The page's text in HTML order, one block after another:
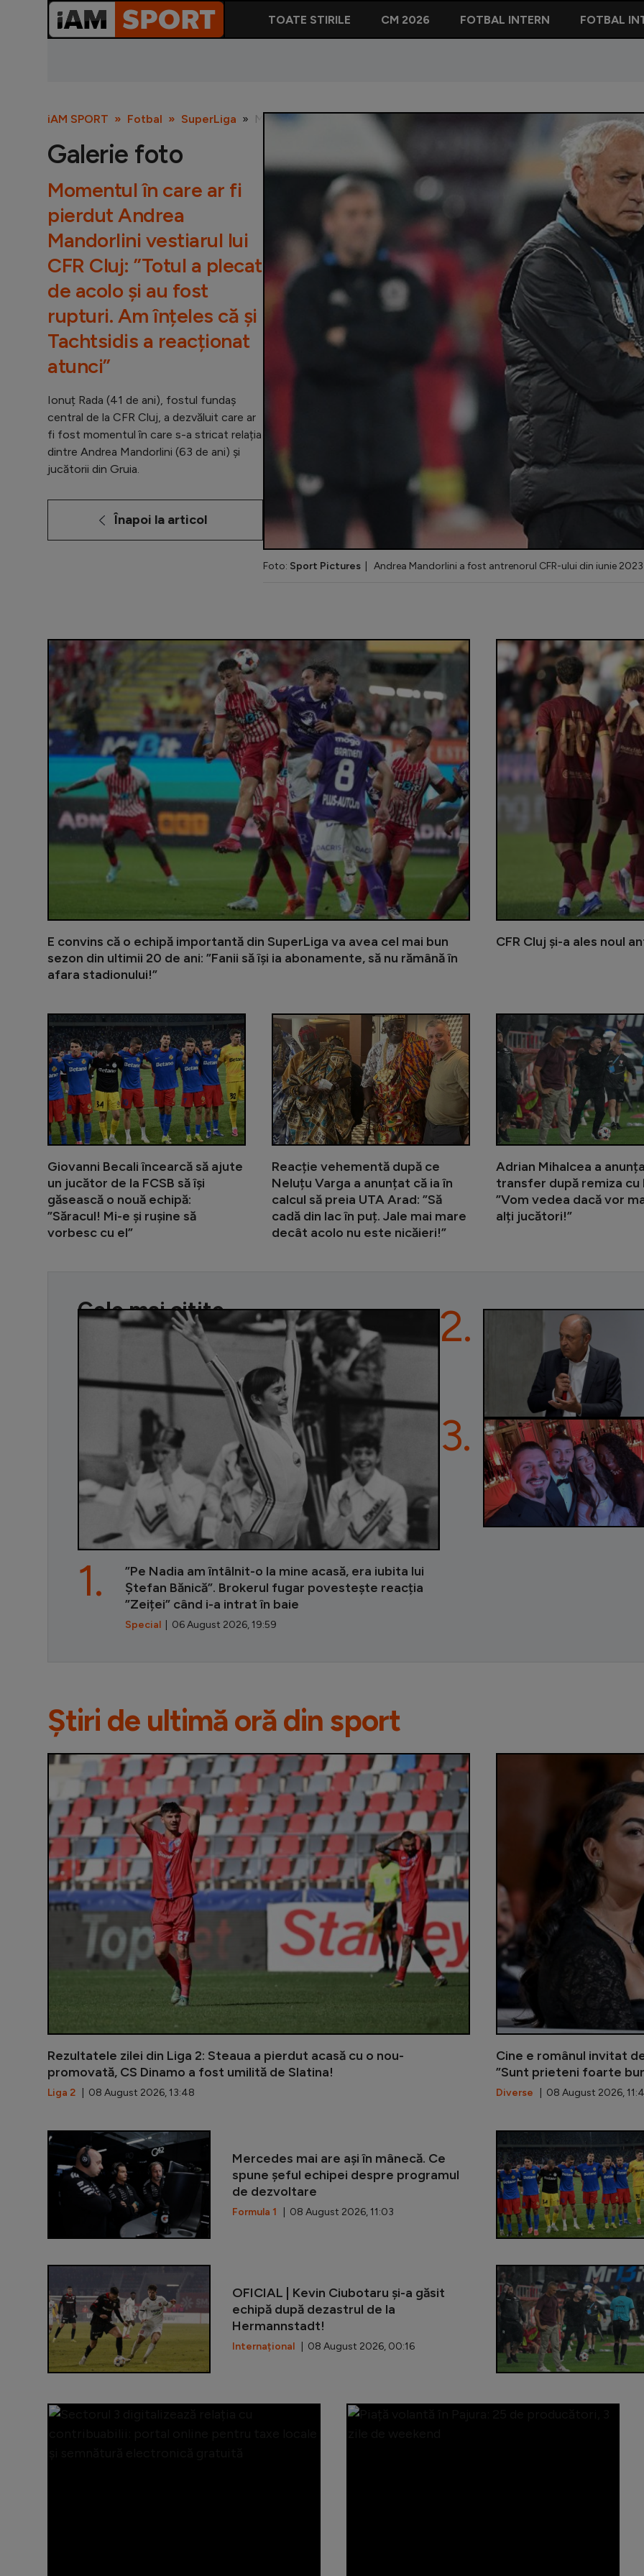
TOATE STIRILE CM 2026 FOTBAL INTERN FOTBAL
iAM SPORT Fotbal SuperLiga Momentul în care ar fi pierdut Andrea Mandorlini vestiarul lui CFR Cluj:
Galerie foto
Momentul în care ar fi
pierdut Andrea
Mandorlini vestiarul lui
CFR Cluj: ”Totul a plecat
de acolo și au fost
rupturi. Am înțeles că și
Tachtsidis a reacționat
atunci”
Ionuț Rada (41 de ani), fostul fundaș
central de la CFR Cluj, a dezvăluit care ar
fi fost momentul în care s-a stricat relația
dintre Andrea Mandorlini (63 de ani) și
jucătorii din Gruia.
Înapoi la articol
Foto: Sport Pictures | Andrea Mandorlini a fost antrenorul CFR-ului din iunie 2023
E convins că o echipă importantă din SuperLiga va avea cel mai bun
sezon din ultimii 20 de ani: ”Fanii să își ia abonamente, să nu rămână în
afara stadionului!”
CFR Cluj și-a ales noul
Giovanni Becali încearcă să ajute
un jucător de la FCSB să își
găsească o nouă echipă:
”Săracul! Mi-e și rușine să
vorbesc cu el”
Giovanni Becali încearcă să ajute
Reacție vehementă după ce
Neluțu Varga a anunțat că ia în
calcul să preia UTA Arad: ”Să
cadă din lac în puț. Jale mai mare
decât acolo nu este nicăieri!”
Adrian Mihalcea a
transfer după remiza cu
”Vom vedea dacă vor
alți jucători!”
Cele mai citite
”Pe Nadia am întâlnit-o la mine acasă, era iubita lui
Ștefan Bănică”. Brokerul fugar povestește reacția
”Zeiței” când i-a intrat în baie
Special | 06 August 2026, 19:59
1.
2.
3.
Știri de ultimă oră din sport
Rezultatele zilei din Liga 2: Steaua a pierdut acasă cu o nou-
promovată, CS Dinamo a fost umilită de Slatina!
Liga 2 | 08 August 2026, 13:48
Cine e românul invitat
”Sunt prieteni foarte
Diverse | 08 August 2026,
Mercedes mai are ași în mânecă. Ce
spune șeful echipei despre programul
de dezvoltare
Formula 1 | 08 August 2026, 11:03
OFICIAL | Kevin Ciubotaru și-a găsit
echipă după dezastrul de la
Hermannstadt!
Internațional | 08 August 2026, 00:16